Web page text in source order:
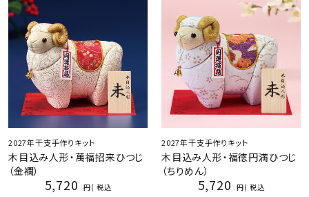
2027年干支手作りキット
木目込み人形・萬福招来ひつじ
（金襴）
5,720 税込
2027年干支手作りキット
木目込み人形・福徳円満ひつじ
（ちりめん）
5,720 税込